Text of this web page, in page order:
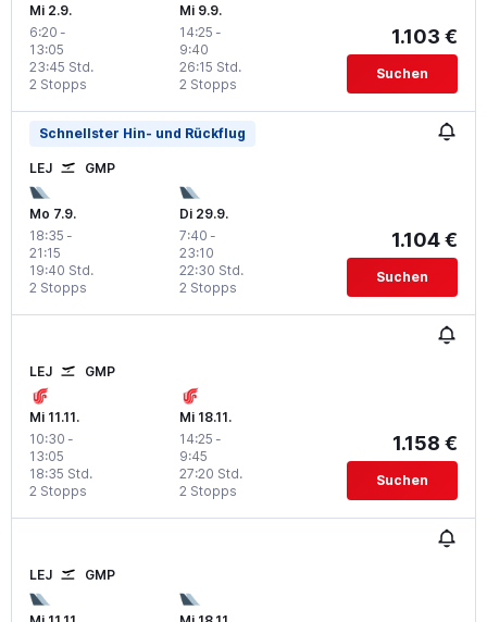
Mi 2.9.
6:20 -
13:05
2 Stopps
23:45 Std.
Mi 9.9.
14:25 -
9:40
2 Stopps
26:15 Std.
1.103 €
Suchen
Schnellster Hin- und Rückflug
LEJ GMP
Mo 7.9.
18:35 -
21:15
2 Stopps
19:40 Std.
Di 29.9.
7:40 -
23:10
2 Stopps
22:30 Std.
1.104 €
Suchen
LEJ GMP
Mi 11.11.
10:30 -
13:05
2 Stopps
18:35 Std.
Mi 18.11.
14:25 -
9:45
2 Stopps
27:20 Std.
1.158 €
Suchen
LEJ GMP